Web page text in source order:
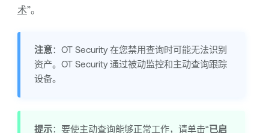
术”。
注意： OT Security在您禁用查询时可能无法识别
资产。 OT Security通过被动监控和主动查询跟踪
设备。
提示：要使主动查询能够正常工作，请单击“已启